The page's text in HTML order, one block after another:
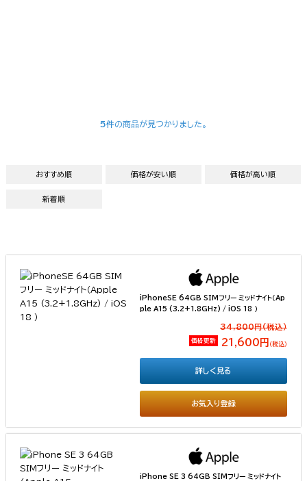
5件の商品が見つかりました。
おすすめ順 価格が安い順 価格が高い順
新着順
iPhoneSE 64GB SIMフリー ミッドナイト（Ap
ple A15 (3.2+1.8GHz) / iOS 18 ）
34,800円(税込）
価格更新 21,600円 （税込）
お気入り登録
詳しく見る
iPhone SE 3 64GB SIMフリー ミッドナイト